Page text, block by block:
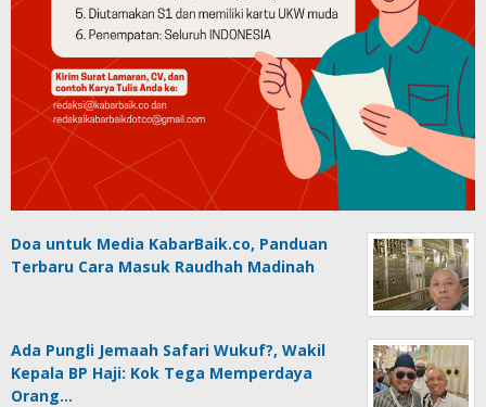
Doa untuk Media KabarBaik.co, Panduan
Terbaru Cara Masuk Raudhah Madinah
Ada Pungli Jemaah Safari Wukuf?, Wakil
Kepala BP Haji: Kok Tega Memperdaya
Orang…